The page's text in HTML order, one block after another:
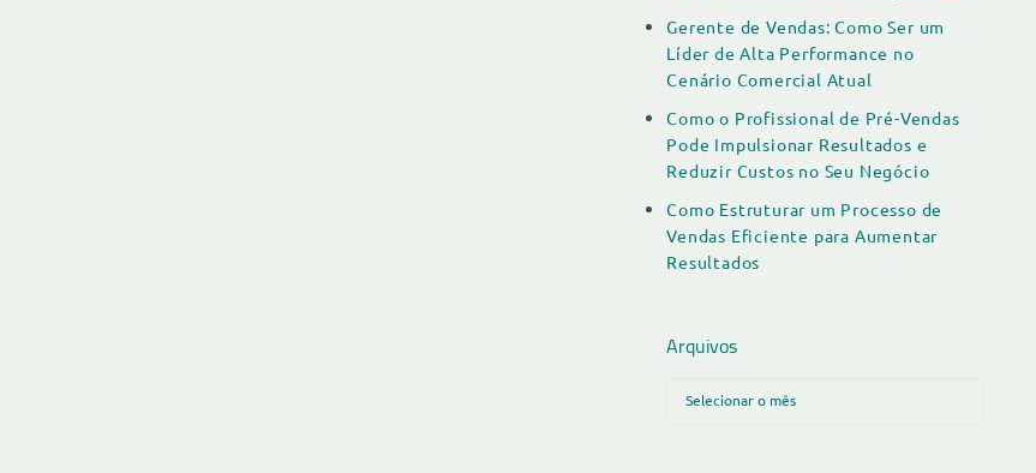
Gerente de Vendas: Como Ser um
Líder de Alta Performance no
Cenário Comercial Atual
Como o Profissional de Pré-Vendas
Pode Impulsionar Resultados e
Reduzir Custos no Seu Negócio
Como Estruturar um Processo de
Vendas Eficiente para Aumentar
Resultados
Arquivos